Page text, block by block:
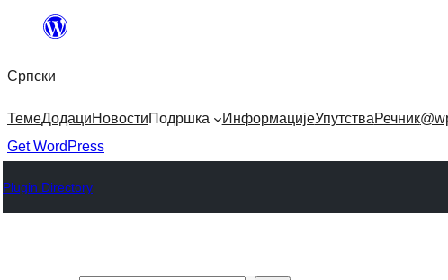
Скочи
садржај
Српски
ТемеДодациНовостиПодршка ИнформацијеУпутстваРечник
Get WordPress
Plugin Directory